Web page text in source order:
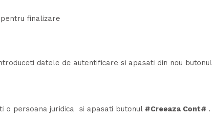
finalizare
datele de autentificare si apasati din nou butonul
o persoana juridica si apasati butonul #Creeaza Cont# .